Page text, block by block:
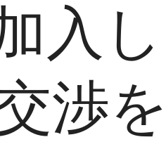
入し
渉を